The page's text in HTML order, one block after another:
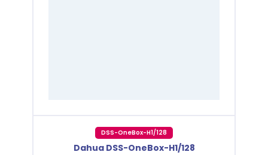
DSS-OneBox-H1/128
Dahua DSS-OneBox-H1/128